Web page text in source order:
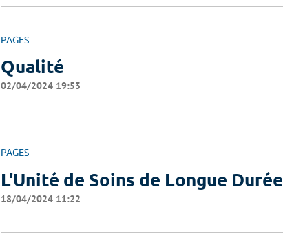
PAGES
Qualité
02/04/2024 19:53
PAGES
L'Unité de Soins de Longue Durée
18/04/2024 11:22